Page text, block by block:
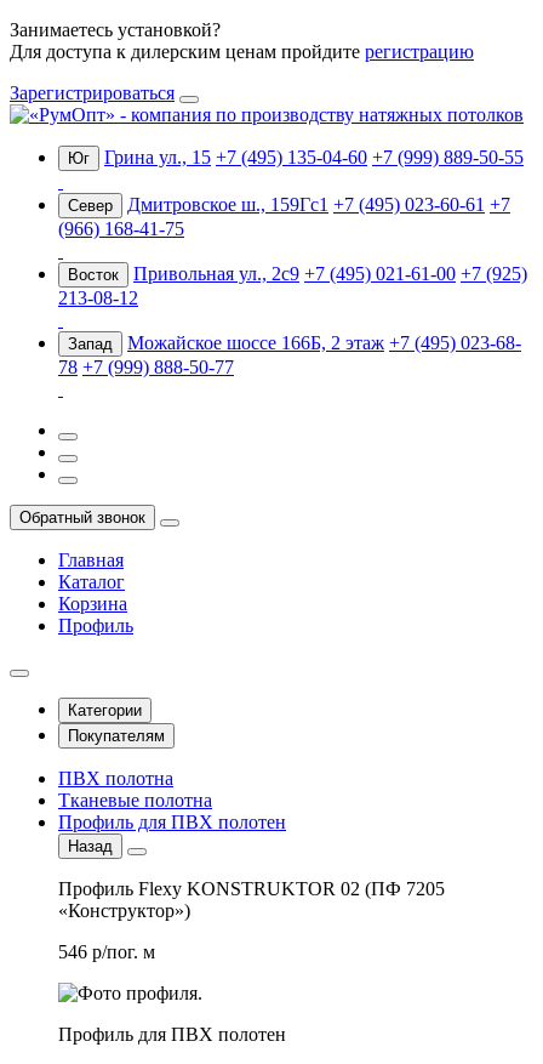
Занимаетесь установкой?
Для доступа к дилерским ценам пройдите регистрацию
Зарегистрироваться
Юг Грина ул., 15 +7 (495) 135-04-60 +7 (999) 889-50-55
Север Дмитровское ш., 159Гс1 +7 (495) 023-60-61 +7
(966) 168-41-75
Восток Привольная ул., 2с9 +7 (495) 021-61-00 +7 (925)
213-08-12
Запад Можайское шоссе 166Б, 2 этаж +7 (495) 023-68-
78 +7 (999) 888-50-77
Обратный звонок
Главная
Каталог
Корзина
Профиль
Категории
Покупателям
ПВХ полотна
Тканевые полотна
Профиль для ПВХ полотен
Назад
Профиль Flexy KONSTRUKTOR 02 (ПФ 7205
«Конструктор»)
546 р/пог. м
Профиль для ПВХ полотен